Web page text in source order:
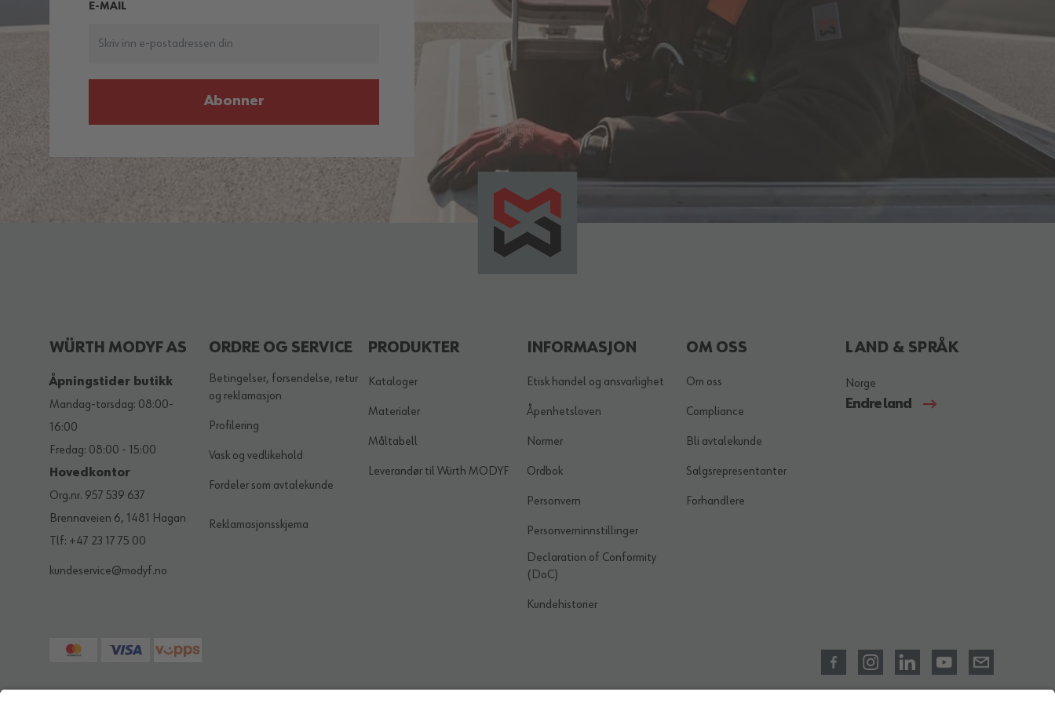
E-MAIL
Abonner
WÜRTH MODYF AS
Åpningstider butikk
Mandag-torsdag: 08:00-
16:00
Fredag: 08:00 - 15:00
Hovedkontor
Org.nr. 957 539 637
Brennaveien 6, 1481 Hagan
Tlf: +47 23 17 75 00
kundeservice@modyf.no
ORDRE OG SERVICE
Betingelser, forsendelse, retur
og reklamasjon
Profilering
Vask og vedlikehold
Fordeler som avtalekunde
Reklamasjonsskjema
PRODUKTER
Kataloger
Materialer
Måltabell
Leverandør til Würth MODYF
INFORMASJON
Etisk handel og ansvarlighet
Åpenhetsloven
Normer
Ordbok
Personvern
Personverninnstillinger
Declaration of Conformity
(DoC)
Kundehistorier
OM OSS
Om oss
Compliance
Bli avtalekunde
Salgsrepresentanter
Forhandlere
LAND & SPRÅK
Norge
Endre land